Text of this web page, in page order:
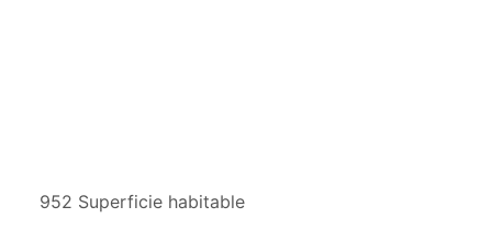
952 Superficie habitable